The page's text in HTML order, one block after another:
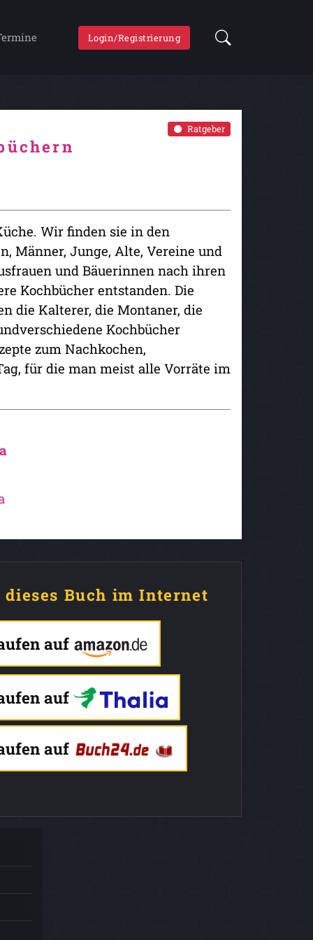
Login/Registrierung
Ratgeber
Wir finden sie in den
Männer, Junge, Alte, Vereine und
und Bäuerinnen nach ihren
Kochbücher entstanden. Die
die Kalterer, die Montaner, die
Kochbücher
zum Nachkochen,
für die man meist alle Vorräte im
dieses Buch im Internet
auf
auf
auf